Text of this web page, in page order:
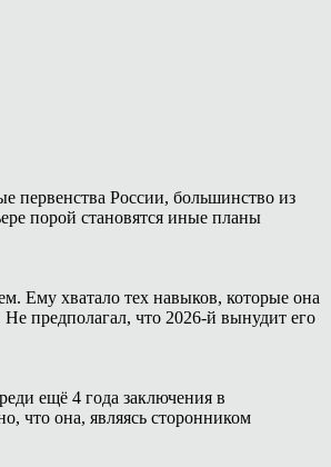
первенства России, большинство из
порой становятся иные планы
Ему хватало тех навыков, которые она
предполагал, что 2026-й вынудит его
ещё 4 года заключения в
что она, являясь сторонником